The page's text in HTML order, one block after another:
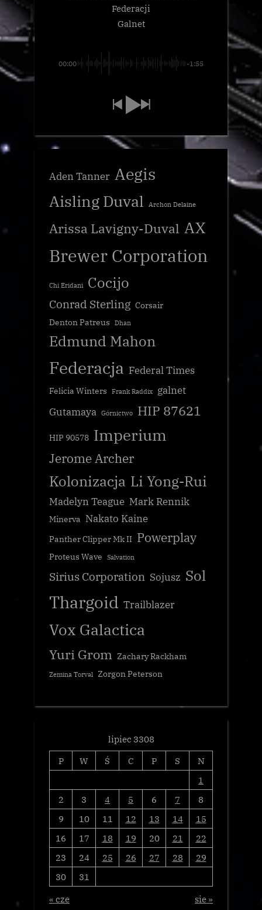
Federacji
Galnet
00:00 -1:55
Aden Tanner Aegis
Aisling Duval Archon Delaine
Arissa Lavigny-Duval AX
Brewer Corporation
Chi Eridani Cocijo
Conrad Sterling Corsair
Denton Patreus
Dhan
Edmund Mahon
Federacja Federal Times
Felicia Winters Frank Raddix
galnet
Gutamaya Górnictwo HIP 87621
HIP 90578 Imperium
Jerome Archer
Kolonizacja Li Yong-Rui
Madelyn Teague Mark Rennik
Minerva Nakato Kaine
Panther Clipper Mk II Powerplay
Proteus Wave Salvation
Sirius Corporation Sojusz Sol
Thargoid Trailblazer
Vox Galactica
Yuri Grom Zachary Rackham
Zemina Torval Zorgon Peterson
lipiec 3308
P
W Ś C P S
N
1
2
3 4 5 6 7
8
9
10 11 12 13 14
15
16
17 18 19 20 21
22
23
24 25 26 27 28
29
30
31
« cze
sie »